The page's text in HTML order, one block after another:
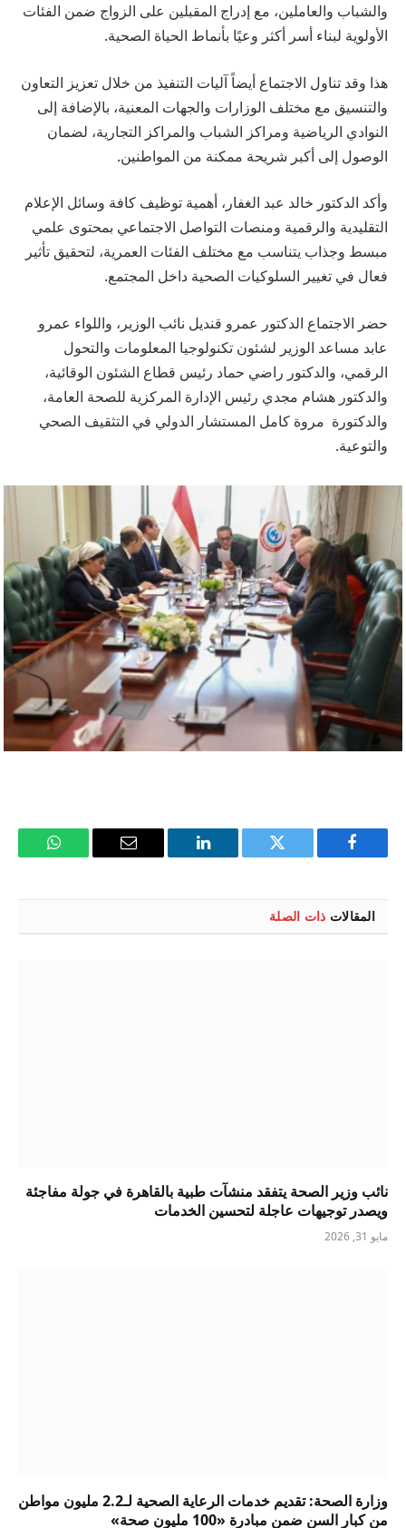
والشباب والعاملين، مع إدراج المقبلين على الزواج ضمن الفئات
الأولوية لبناء أسر أكثر وعيًا بأنماط الحياة الصحية.
هذا وقد تناول الاجتماع أيضاً آليات التنفيذ من خلال تعزيز التعاون
والتنسيق مع مختلف الوزارات والجهات المعنية، بالإضافة إلى
النوادي الرياضية ومراكز الشباب والمراكز التجارية، لضمان
الوصول إلى أكبر شريحة ممكنة من المواطنين.
وأكد الدكتور خالد عبد الغفار، أهمية توظيف كافة وسائل الإعلام
التقليدية والرقمية ومنصات التواصل الاجتماعي بمحتوى علمي
مبسط وجذاب يتناسب مع مختلف الفئات العمرية، لتحقيق تأثير
فعال في تغيير السلوكيات الصحية داخل المجتمع.
حضر الاجتماع الدكتور عمرو قنديل نائب الوزير، واللواء عمرو
عابد مساعد الوزير لشئون تكنولوجيا المعلومات والتحول
الرقمي، والدكتور راضي حماد رئيس قطاع الشئون الوقائية،
والدكتور هشام مجدي رئيس الإدارة المركزية للصحة العامة،
والدكتورة مروة كامل المستشار الدولي في التثقيف الصحي
والتوعية.
فيسبوك تويتر لينكدإن
البريد
واتساب
المقالات ذات الصلة
نائب وزير الصحة يتفقد منشآت طبية بالقاهرة في جولة مفاجئة
ويصدر توجيهات عاجلة لتحسين الخدمات
مايو 31, 2026
وزارة الصحة: تقديم خدمات الرعاية الصحية لـ2.2 مليون مواطن
من كبار السن ضمن مبادرة «100 مليون صحة»